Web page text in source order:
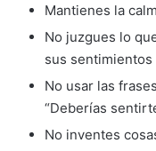
Mantienes la
No juzgues lo
sus sentimientos
No usar las
“Deberías
No inventes